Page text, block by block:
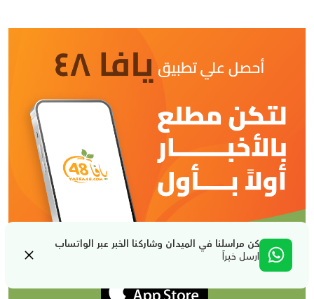
كن مراسلنا في الميدان وشاركنا الخبر عبر الواتساب
ارسل خبراً